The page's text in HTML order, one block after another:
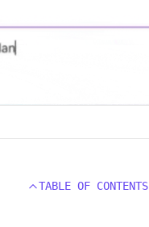
TABLE OF CONTENTS